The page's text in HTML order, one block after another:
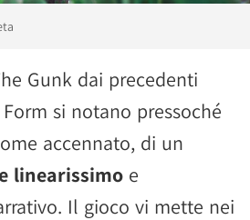
Gunk dai precedenti
si notano pressoché
accennato, di un
linearissimo e
Il gioco vi mette nei